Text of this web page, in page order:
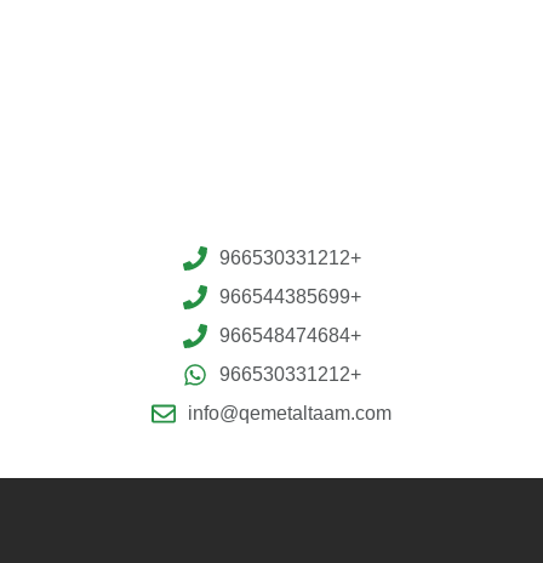
966530331212+
966544385699+
966548474684+
966530331212+
info@qemetaltaam.com